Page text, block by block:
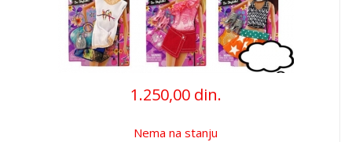
1.250,00 din.
Nema na stanju